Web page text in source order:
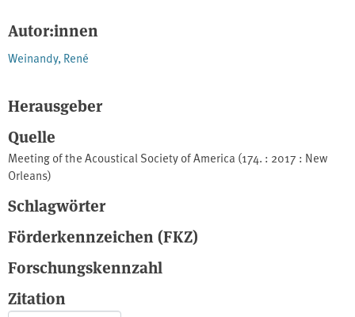
Autor:innen
Weinandy, René
Herausgeber
Quelle
Meeting of the Acoustical Society of America (174. : 2017 : New
Orleans)
Schlagwörter
Förderkennzeichen (FKZ)
Forschungskennzahl
Zitation